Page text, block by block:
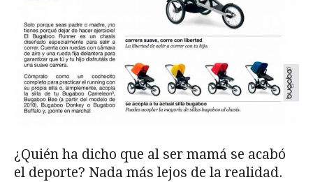
¿Quién ha dicho que al ser mamá se acabó
el deporte? Nada más lejos de la realidad.